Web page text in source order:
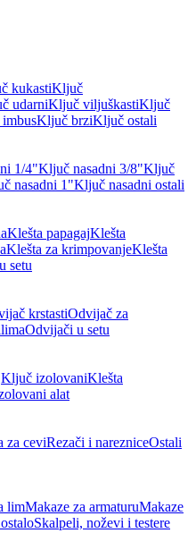
kukastiKljuč
udarniKljuč viljuškastiKljuč
Ključ brziKljuč ostali
1/4"Ključ nasadni 3/8"Ključ
nasadni 1"Ključ nasadni ostali
Klešta papagajKlešta
Klešta za krimpovanjeKlešta
setu
krstastiOdvijač za
Odvijači u setu
Ključ izolovaniKlešta
alat
za ceviRezači i narezniceOstali
limMakaze za armaturuMakaze
Skalpeli, noževi i testere